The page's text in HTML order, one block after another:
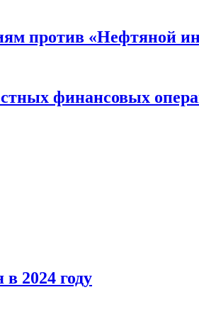
против «Нефтяной
финансовых
2024 году